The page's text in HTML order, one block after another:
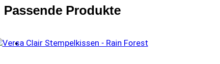
Passende Produkte